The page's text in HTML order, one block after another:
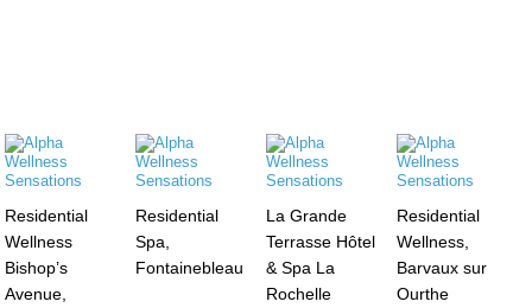
Residential
Wellness
Bishop’s
Avenue,
Residential
Spa,
Fontainebleau
La Grande
Terrasse Hôtel
& Spa La
Rochelle
Residential
Wellness,
Barvaux sur
Ourthe